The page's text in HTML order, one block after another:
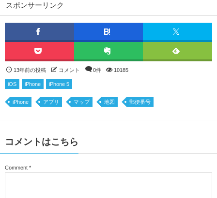
スポンサーリンク
13年前の投稿 コメント 0件 10185
iOS iPhone iPhone 5
iPhone アプリ マップ 地図 郵便番号
コメントはこちら
Comment *